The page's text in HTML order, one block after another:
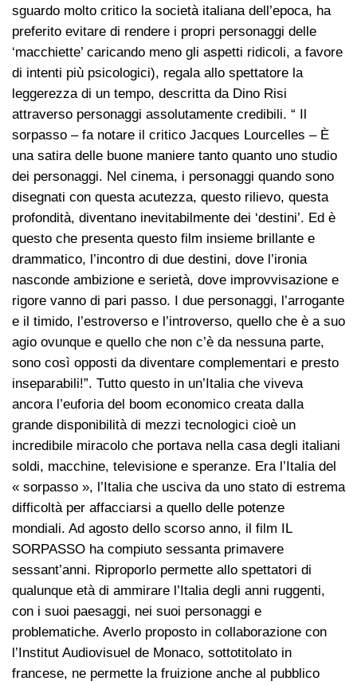
sguardo molto critico la società italiana dell’epoca, ha
preferito evitare di rendere i propri personaggi delle
‘macchiette’ caricando meno gli aspetti ridicoli, a favore
di intenti più psicologici), regala allo spettatore la
leggerezza di un tempo, descritta da Dino Risi
attraverso personaggi assolutamente credibili. “ Il
sorpasso – fa notare il critico Jacques Lourcelles – È
una satira delle buone maniere tanto quanto uno studio
dei personaggi. Nel cinema, i personaggi quando sono
disegnati con questa acutezza, questo rilievo, questa
profondità, diventano inevitabilmente dei ‘destini’. Ed è
questo che presenta questo film insieme brillante e
drammatico, l’incontro di due destini, dove l’ironia
nasconde ambizione e serietà, dove improvvisazione e
rigore vanno di pari passo. I due personaggi, l’arrogante
e il timido, l’estroverso e l’introverso, quello che è a suo
agio ovunque e quello che non c’è da nessuna parte,
sono così opposti da diventare complementari e presto
inseparabili!”. Tutto questo in un’Italia che viveva
ancora l’euforia del boom economico creata dalla
grande disponibilità di mezzi tecnologici cioè un
incredibile miracolo che portava nella casa degli italiani
soldi, macchine, televisione e speranze. Era l’Italia del
« sorpasso », l’Italia che usciva da uno stato di estrema
difficoltà per affacciarsi a quello delle potenze
mondiali. Ad agosto dello scorso anno, il film IL
SORPASSO ha compiuto sessanta primavere
sessant’anni. Riproporlo permette allo spettatori di
qualunque età di ammirare l’Italia degli anni ruggenti,
con i suoi paesaggi, nei suoi personaggi e
problematiche. Averlo proposto in collaborazione con
l’Institut Audiovisuel de Monaco, sottotitolato in
francese, ne permette la fruizione anche al pubblico